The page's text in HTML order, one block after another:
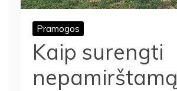
Pramogos
Kaip surengti
nepamirštamą